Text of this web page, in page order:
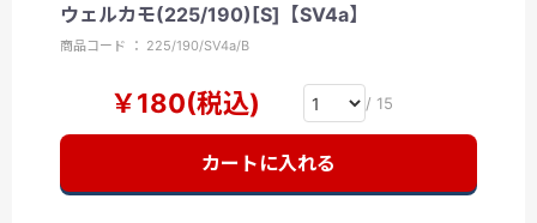
ウェルカモ(225/190)[S]【SV4a】
商品コード ： 225/190/SV4a/B
￥180(税込) / 15
カートに入れる